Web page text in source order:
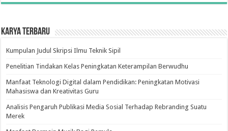
Karya Terbaru
Kumpulan Judul Skripsi Ilmu Teknik Sipil
Penelitian Tindakan Kelas Peningkatan Keterampilan Berwudhu
Manfaat Teknologi Digital dalam Pendidikan: Peningkatan Motivasi
Mahasiswa dan Kreativitas Guru
Analisis Pengaruh Publikasi Media Sosial Terhadap Rebranding Suatu
Merek